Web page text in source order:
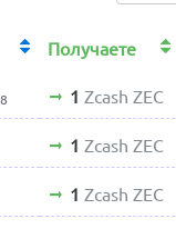
Получаете
1 Zcash ZEC
1 Zcash ZEC
1 Zcash ZEC